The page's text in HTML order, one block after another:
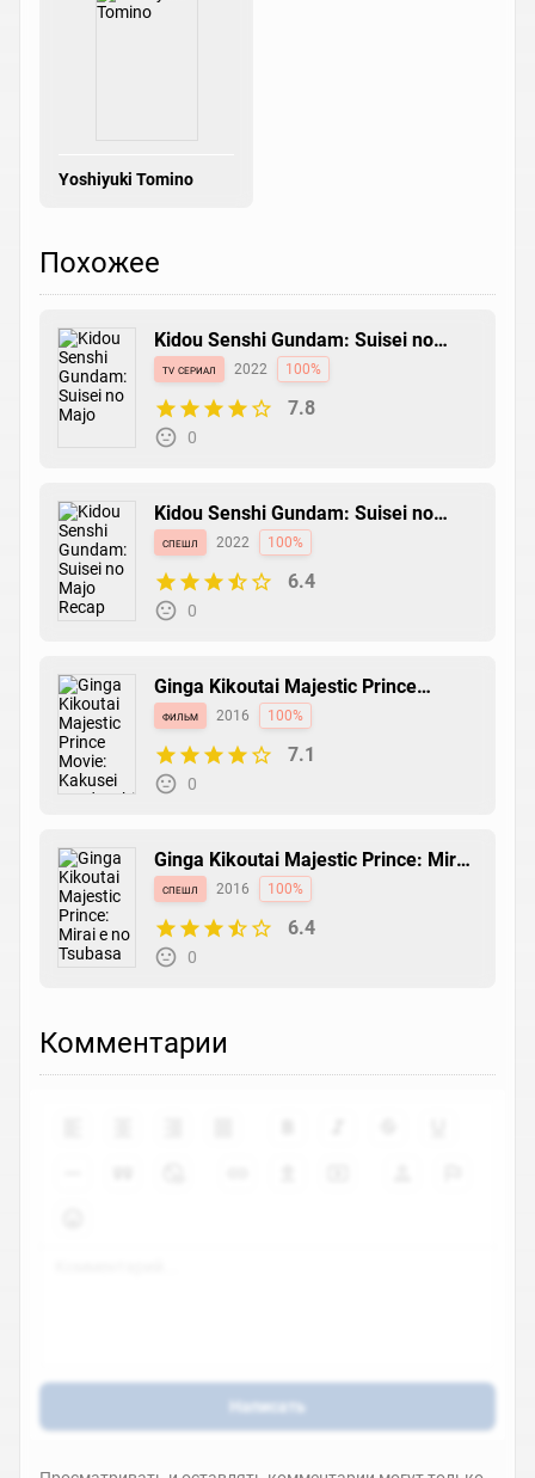
Yoshiyuki Tomino
Похожее
Kidou Senshi Gundam: Suisei no
Majo
tv сериал 2022 100%
7.8
0
Kidou Senshi Gundam: Suisei no
Majo Recap
спешл 2022 100%
6.4
0
Ginga Kikoutai Majestic Prince
Movie: Kakusei no Idenshi
фильм 2016 100%
7.1
0
Ginga Kikoutai Majestic Prince: Mirai
e no Tsubasa
спешл 2016 100%
6.4
0
Комментарии
Написать